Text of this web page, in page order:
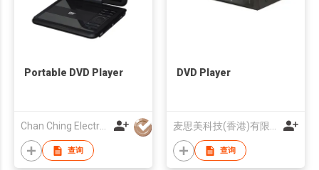
Portable DVD Player
Chan Ching Electronic Technology Co
查询
DVD Player
查询